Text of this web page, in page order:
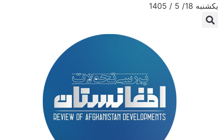
یکشنبه 18/ 5 / 1405